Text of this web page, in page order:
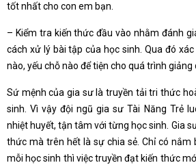
tốt nhất cho con em bạn.
– Kiểm tra kiến thức đầu vào nhằm đánh
cách xử lý bài tập của học sinh. Qua đó
nào, yếu chỗ nào để tiện cho quá trình giảng
Sứ mệnh của gia sư là truyền tải tri thức
sinh. Vì vậy đội ngũ gia sư Tài Năng Trẻ
nhiệt huyết, tận tâm với từng học sinh. Gia
thức mà trên hết là sự chia sẻ. Chỉ có nắm
mỗi học sinh thì việc truyền đạt kiến thức